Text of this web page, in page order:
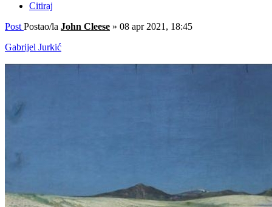
Citiraj
Post Postao/la John Cleese » 08 apr 2021, 18:45
Gabrijel Jurkić